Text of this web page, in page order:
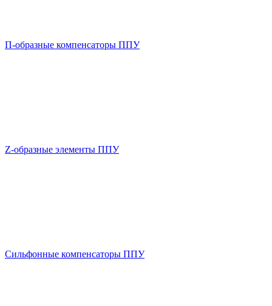
П-образные компенсаторы ППУ
Z-образные элементы ППУ
Сильфонные компенсаторы ППУ